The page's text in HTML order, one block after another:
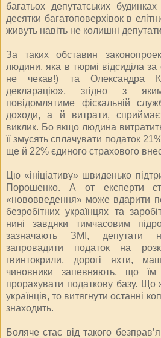
багатьох депутатських
десятки багатоповерхівок в
живуть навіть не колишні
За таких обставин
людини, яка в тюрмі відсиділа за
не чекав!) та Олександра
декларацію», згідно з
повідомлятиме фіскальній
доходи, а й витрати,
виклик. Бо якщо людина
її змусять сплачувати податок
ще й 22% єдиного страхового
Цю «ініціативу» швиденько
Порошенко. А от експерти
«нововведення» може вдарити
безробітних українцях та
нині завдяки тимчасовим
зазначають ЗМІ, депутати
запровадити податок на
гвинтокрили, дорогі яхти,
чиновники запевняють, що
прорахувати податкову базу. Що
українців, то витягнути останні
знаходить.
Боляче стає від такого